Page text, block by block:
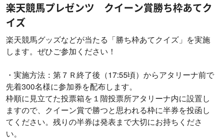
楽天競馬プレゼンツ クイーン賞勝ち枠あてク
イズ
楽天競馬グッズなどが当たる「勝ち枠あてクイズ」を実施
します。ぜひご参加ください！
・実施方法：第７Ｒ終了後（17:55頃）からアタリーナ前で
先着300名様に参加券を配布します。
枠順に見立てた投票箱を１階投票所アタリーナ内に設置し
ますので、クイーン賞で勝つと思われる枠に半券を投函し
てください。残りの半券は発表まで大切にお持ちくださ
い。